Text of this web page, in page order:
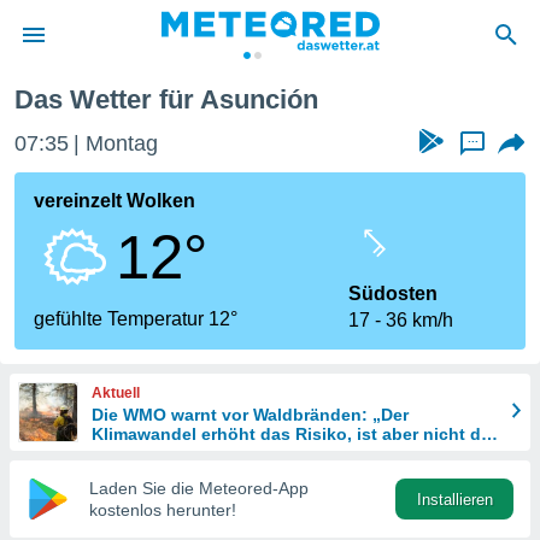
wurde
dass
sind.
diese
Das Wetter für Asunción
07:35 Montag ...
vereinzelt Wolken
12°
gefühlte Temperatur 12°
Südosten
17
36 km/h
Aktuell
Die WMO warnt vor Waldbränden: „Der
Klimawandel erhöht das Risiko, ist aber nicht die
Laden Sie die Meteored-App
kostenlos herunter!
Installieren